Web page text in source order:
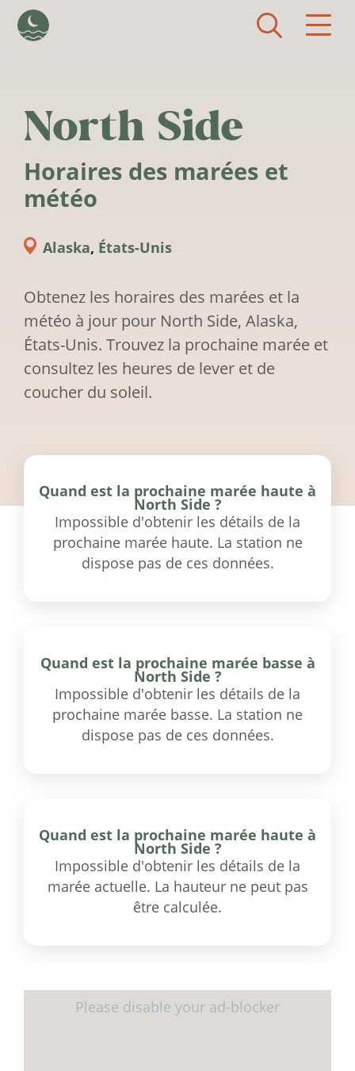
North Side
Horaires des marées et
météo
Alaska, États-Unis
Obtenez les horaires des marées et la
météo à jour pour North Side, Alaska,
États-Unis. Trouvez la prochaine marée et
consultez les heures de lever et de
coucher du soleil.
Quand est la prochaine marée haute à
North Side ?
Impossible d'obtenir les détails de la
prochaine marée haute. La station ne
dispose pas de ces données.
Quand est la prochaine marée basse à
North Side ?
Impossible d'obtenir les détails de la
prochaine marée basse. La station ne
dispose pas de ces données.
Quand est la prochaine marée haute à
North Side ?
Impossible d'obtenir les détails de la
marée actuelle. La hauteur ne peut pas
être calculée.